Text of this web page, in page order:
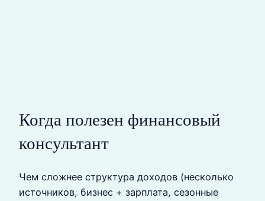
Когда полезен финансовый
консультант
Чем сложнее структура доходов (несколько
источников, бизнес + зарплата, сезонные